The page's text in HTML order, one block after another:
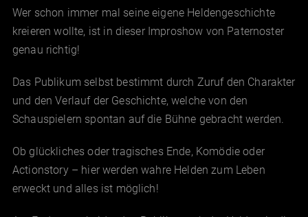
Wer schon immer mal seine eigene Heldengeschichte
kreieren wollte, ist in dieser Improshow von Paternoster
genau richtig!
Das Publikum selbst bestimmt durch Zuruf den Charakter
und den Verlauf der Geschichte, welche von den
Schauspielern spontan auf die Bühne gebracht werden.
Ob glückliches oder tragisches Ende, Komödie oder
Actionstory – hier werden wahre Helden zum Leben
erweckt und alles ist möglich!